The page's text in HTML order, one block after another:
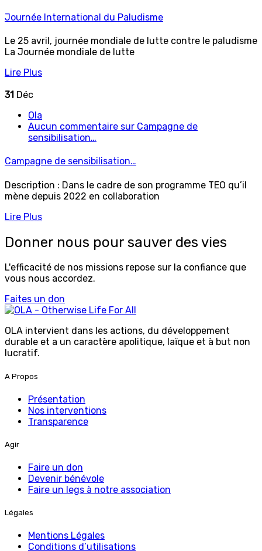
Journée International du Paludisme
Le 25 avril, journée mondiale de lutte contre le paludisme
La Journée mondiale de lutte
Lire Plus
31 Déc
Ola
Aucun commentaire sur Campagne de
sensibilisation…
Campagne de sensibilisation…
Description : Dans le cadre de son programme TEO qu’il
mène depuis 2022 en collaboration
Lire Plus
Donner nous pour sauver des vies
L'efficacité de nos missions repose sur la confiance que
vous nous accordez.
Faites un don
OLA intervient dans les actions, du développement
durable et a un caractère apolitique, laïque et à but non
lucratif.
A Propos
Présentation
Nos interventions
Transparence
Agir
Faire un don
Devenir bénévole
Faire un legs à notre association
Légales
Mentions Légales
Conditions d’utilisations